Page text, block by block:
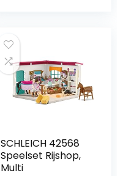
SCHLEICH 42568
Speelset Rijshop,
Multi